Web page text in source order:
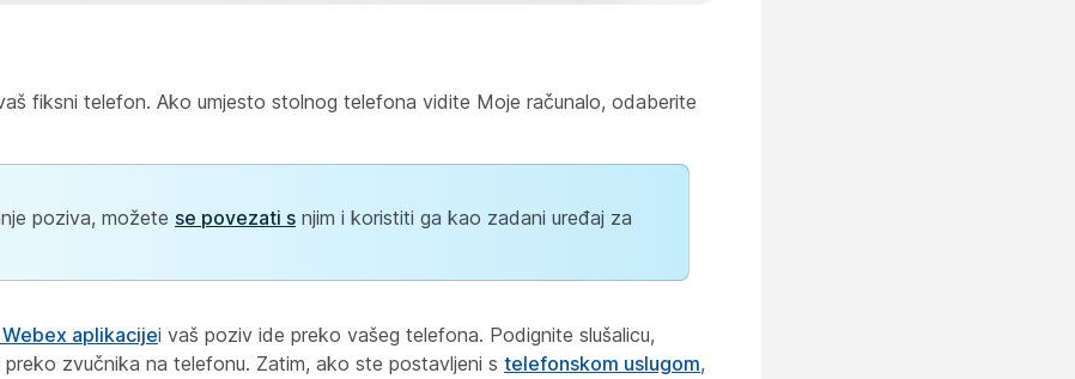
fiksni telefon. Ako umjesto stolnog telefona vidite Moje računalo, odaberite
poziva, možete se povezati s njim i koristiti ga kao zadani uređaj za
aplikacijei vaš poziv ide preko vašeg telefona. Podignite slušalicu,
zvučnika na telefonu. Zatim, ako ste postavljeni s telefonskom uslugom,